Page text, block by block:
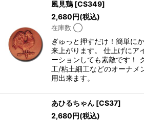
風見鶏 [CS349]
2,680円(税込)
在庫数 ◯
ぎゅっと押すだけ！簡単に
来上がります。 仕上げにア
ーションしても素敵です！
工/粘土細工などのオーナメ
用出来ます。
あひるちゃん [CS37]
2,680円(税込)